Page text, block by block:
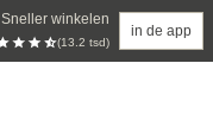
Sneller winkelen
(13.2 tsd)
in de app